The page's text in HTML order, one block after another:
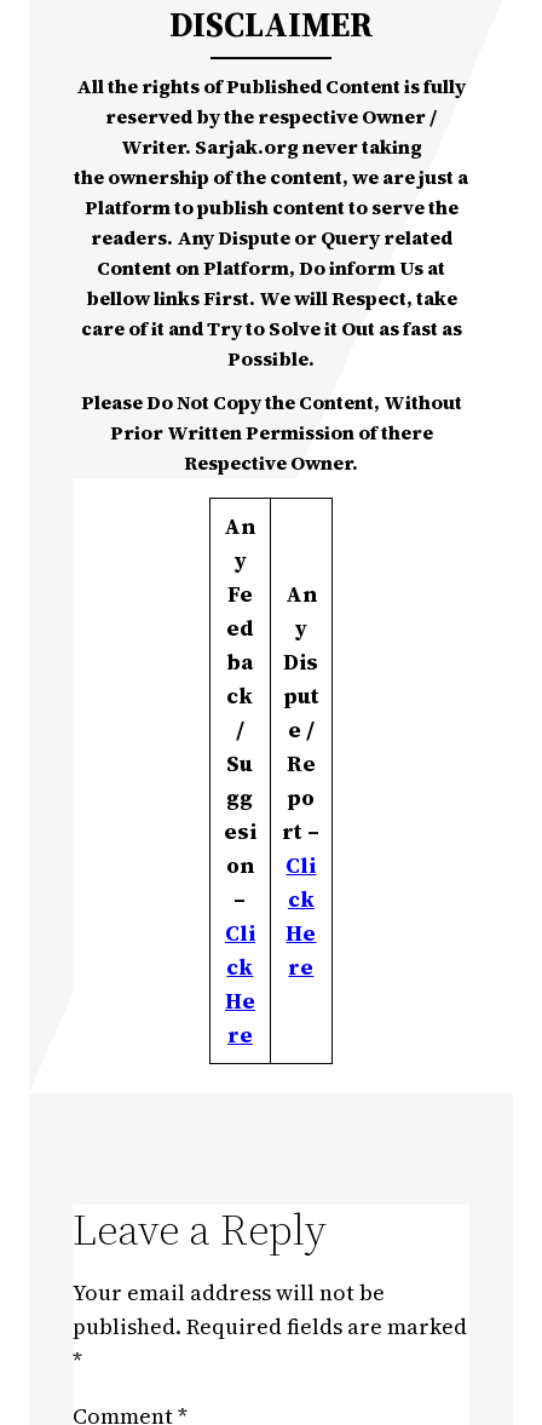
DISCLAIMER
All the rights of Published Content is fully
reserved by the respective Owner /
Writer. Sarjak.org never taking
the ownership of the content, we are just a
Platform to publish content to serve the
readers. Any Dispute or Query related
Content on Platform, Do inform Us at
bellow links First. We will Respect, take
care of it and Try to Solve it Out as fast as
Possible.
Please Do Not Copy the Content, Without
Prior Written Permission of there
Respective Owner.
An
y
Fe
ed
ba
ck
/
Su
gg
esi
on
–
Cli
ck
He
re
An
y
Dis
put
e /
Re
po
rt –
Cli
ck
He
re
Leave a Reply
Your email address will not be
published. Required fields are marked
*
Comment*